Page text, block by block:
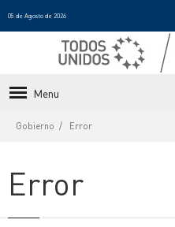
05 de Agosto de 2026
Menu
Gobierno Error
Error